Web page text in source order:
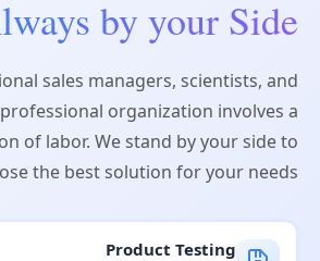
by your Side
sales managers, scientists, and
organization involves a
of labor. We stand by your side to
the best solution for your needs.
Product Testing